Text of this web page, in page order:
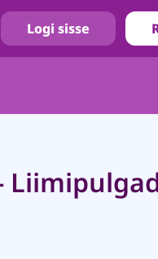
Logi sisse